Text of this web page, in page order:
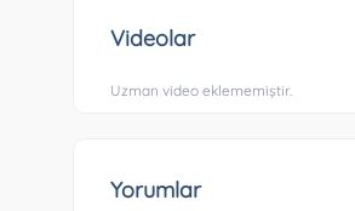
Videolar
Uzman video eklememiştir.
Yorumlar